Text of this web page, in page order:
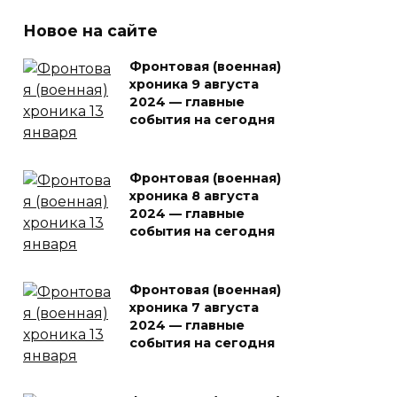
Новое на сайте
Фронтовая (военная)
хроника 9 августа
2024 — главные
события на сегодня
Фронтовая (военная)
хроника 8 августа
2024 — главные
события на сегодня
Фронтовая (военная)
хроника 7 августа
2024 — главные
события на сегодня